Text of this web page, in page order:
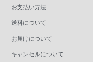
お支払い方法
送料について
お届けについて
キャンセルについて